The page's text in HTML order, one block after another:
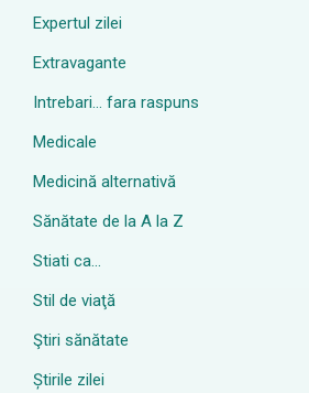
Expertul zilei
Extravagante
Intrebari… fara raspuns
Medicale
Medicină alternativă
Sănătate de la A la Z
Stiati ca…
Stil de viaţă
Ştiri sănătate
Știrile zilei